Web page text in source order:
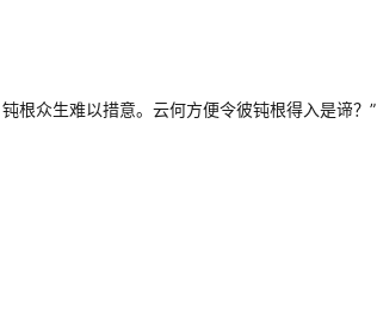
根众生难以措意。云何方便令彼钝根得入是谛？”